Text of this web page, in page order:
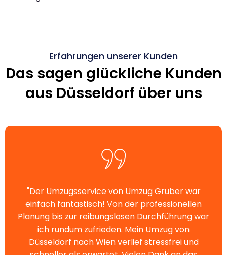
Erfahrungen unserer Kunden
Das sagen glückliche Kunden
aus Düsseldorf über uns
"Der Umzugsservice von Umzug Gruber war
einfach fantastisch! Von der professionellen
Planung bis zur reibungslosen Durchführung war
ich rundum zufrieden. Mein Umzug von
Düsseldorf nach Wien verlief stressfrei und